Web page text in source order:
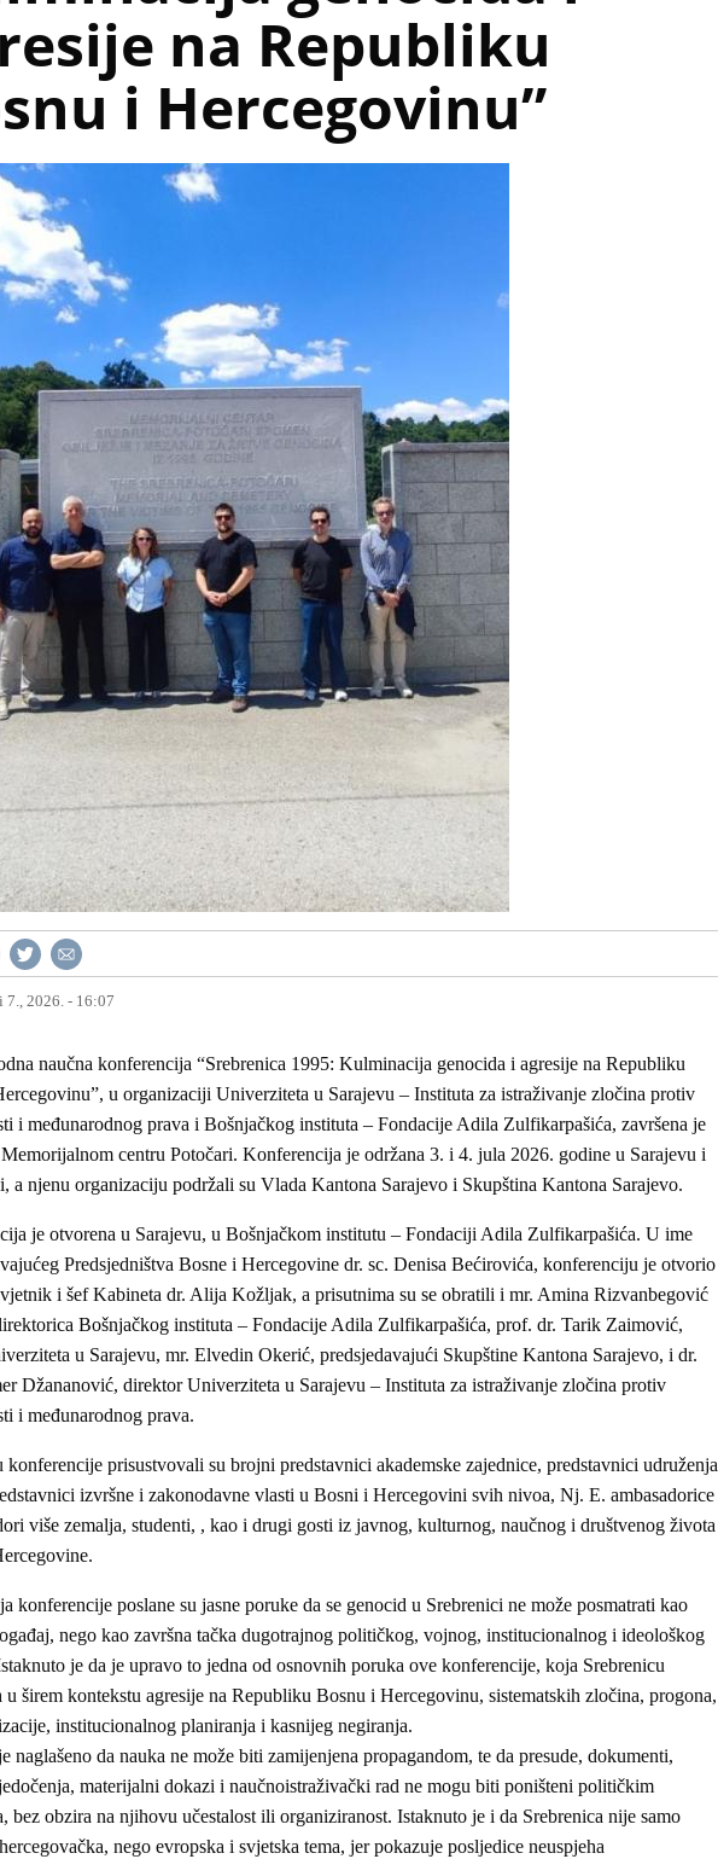
na Republiku
i Hercegovinu”
7., 2026. - 16:07
naučna konferencija “Srebrenica 1995: Kulminacija genocida i agresije na Republiku
u organizaciji Univerziteta u Sarajevu – Instituta za istraživanje zločina protiv
i međunarodnog prava i Bošnjačkog instituta – Fondacije Adila Zulfikarpašića, završena je
centru Potočari. Konferencija je održana 3. i 4. jula 2026. godine u Sarajevu i
a njenu organizaciju podržali su Vlada Kantona Sarajevo i Skupština Kantona Sarajevo.
je otvorena u Sarajevu, u Bošnjačkom institutu – Fondaciji Adila Zulfikarpašića. U ime
Predsjedništva Bosne i Hercegovine dr. sc. Denisa Bećirovića, konferenciju je otvorio
i šef Kabineta dr. Alija Kožljak, a prisutnima su se obratili i mr. Amina Rizvanbegović
Bošnjačkog instituta – Fondacije Adila Zulfikarpašića, prof. dr. Tarik Zaimović,
u Sarajevu, mr. Elvedin Okerić, predsjedavajući Skupštine Kantona Sarajevo, i dr.
Džananović, direktor Univerziteta u Sarajevu – Instituta za istraživanje zločina protiv
i međunarodnog prava.
konferencije prisustvovali su brojni predstavnici akademske zajednice, predstavnici udruženja
izvršne i zakonodavne vlasti u Bosni i Hercegovini svih nivoa, Nj. E. ambasadorice
više zemalja, studenti, , kao i drugi gosti iz javnog, kulturnog, naučnog i društvenog života
konferencije poslane su jasne poruke da se genocid u Srebrenici ne može posmatrati kao
nego kao završna tačka dugotrajnog političkog, vojnog, institucionalnog i ideološkog
je da je upravo to jedna od osnovnih poruka ove konferencije, koja Srebrenicu
u širem kontekstu agresije na Republiku Bosnu i Hercegovinu, sistematskih zločina, progona,
institucionalnog planiranja i kasnijeg negiranja.
naglašeno da nauka ne može biti zamijenjena propagandom, te da presude, dokumenti,
materijalni dokazi i naučnoistraživački rad ne mogu biti poništeni političkim
bez obzira na njihovu učestalost ili organiziranost. Istaknuto je i da Srebrenica nije samo
nego evropska i svjetska tema, jer pokazuje posljedice neuspjeha